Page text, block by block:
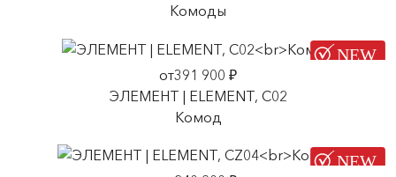
Комоды
от391 900 ₽
ЭЛЕМЕНТ | ELEMENT, C02
Комод